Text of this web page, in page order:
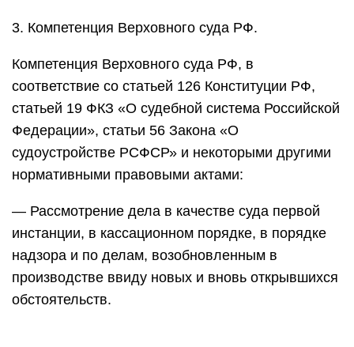
3. Компетенция Верховного суда РФ.
Компетенция Верховного суда РФ, в
соответствие со статьей 126 Конституции РФ,
статьей 19 ФКЗ «О судебной система Российской
Федерации», статьи 56 Закона «О
судоустройстве РСФСР» и некоторыми другими
нормативными правовыми актами:
— Рассмотрение дела в качестве суда первой
инстанции, в кассационном порядке, в порядке
надзора и по делам, возобновленным в
производстве ввиду новых и вновь открывшихся
обстоятельств.